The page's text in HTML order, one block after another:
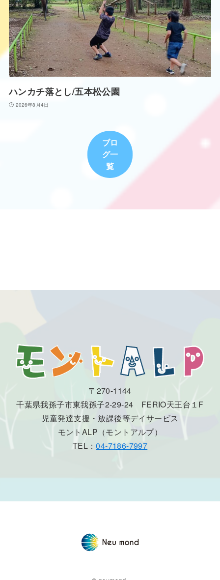
ハンカチ落とし/五本松公園
2026年8月4日
ブロ
グ一
覧
〒270-1144
千葉県我孫子市東我孫子2-29-24 FERIO天王台１F
児童発達支援・放課後等デイサービス
モントALP（モントアルプ）
TEL：04-7186-7997